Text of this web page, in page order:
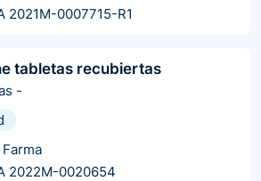
2021M-0007715-R1
tabletas recubiertas
-
2022M-0020654